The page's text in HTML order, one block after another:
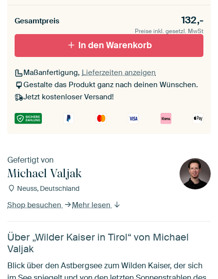
Mit Schattenfugenrahmen,
schwarz
Mit Schattenfugenrahmen,
weiß
Leinwand für
Seitenkanten
Gesamtpreis 132,-
Preise inkl. gesetzl. MwSt
In den Warenkorb
Maßanfertigung, Lieferzeiten anzeigen
Gestalte das Produkt ganz nach deinen Wünschen.
Jetzt kostenloser Versand!
Gefertigt von
Michael Valjak
Neuss, Deutschland
Shop besuchen Mehr lesen
Über „Wilder Kaiser in Tirol“ von Michael
Valjak
Blick über den Astbergsee zum Wilden Kaiser, der sich